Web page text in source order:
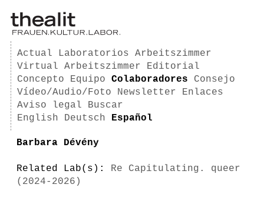
Actual Laboratorios
Arbeitszimmer
Virtual Arbeitszimmer
Editorial
Concepto
Equipo Colaboradores
Consejo
Vídeo/Audio/Foto
Newsletter
Enlaces
Aviso legal
Buscar
English
Deutsch Español
Barbara Dévény
Related Lab(s): Re Capitulating. queer
(2024-2026)